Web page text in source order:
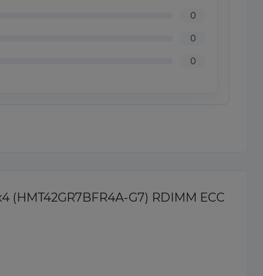
0
0
0
(HMT42GR7BFR4A-G7) RDIMM ECC